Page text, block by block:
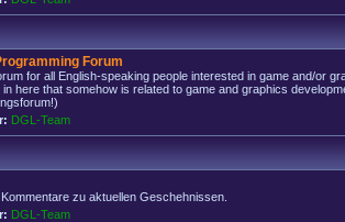
Forum
for all English-speaking people interested in game and/or
here that somehow is related to game and graphics
DGL-Team
zu aktuellen Geschehnissen.
DGL-Team